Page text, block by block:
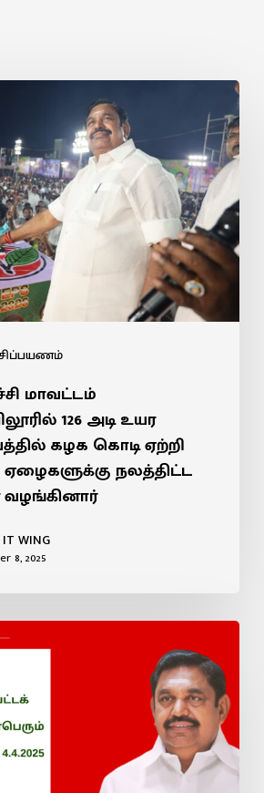
மாவட்டம்
126 அடி உயர
கழக கொடி ஏற்றி
ஏழைகளுக்கு நலத்திட்ட
WING
8, 2025